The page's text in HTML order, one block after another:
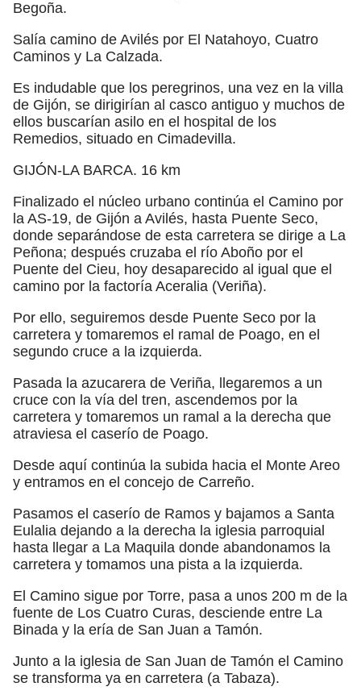
Begoña.
Salía camino de Avilés por El Natahoyo, Cuatro
Caminos y La Calzada.
Es indudable que los peregrinos, una vez en la villa
de Gijón, se dirigirían al casco antiguo y muchos de
ellos buscarían asilo en el hospital de los
Remedios, situado en Cimadevilla.
GIJÓN-LA BARCA. 16 km
Finalizado el núcleo urbano continúa el Camino por
la AS-19, de Gijón a Avilés, hasta Puente Seco,
donde separándose de esta carretera se dirige a La
Peñona; después cruzaba el río Aboño por el
Puente del Cieu, hoy desaparecido al igual que el
camino por la factoría Aceralia (Veriña).
Por ello, seguiremos desde Puente Seco por la
carretera y tomaremos el ramal de Poago, en el
segundo cruce a la izquierda.
Pasada la azucarera de Veriña, llegaremos a un
cruce con la vía del tren, ascendemos por la
carretera y tomaremos un ramal a la derecha que
atraviesa el caserío de Poago.
Desde aquí continúa la subida hacia el Monte Areo
y entramos en el concejo de Carreño.
Pasamos el caserío de Ramos y bajamos a Santa
Eulalia dejando a la derecha la iglesia parroquial
hasta llegar a La Maquila donde abandonamos la
carretera y tomamos una pista a la izquierda.
El Camino sigue por Torre, pasa a unos 200 m de la
fuente de Los Cuatro Curas, desciende entre La
Binada y la ería de San Juan a Tamón.
Junto a la iglesia de San Juan de Tamón el Camino
se transforma ya en carretera (a Tabaza).